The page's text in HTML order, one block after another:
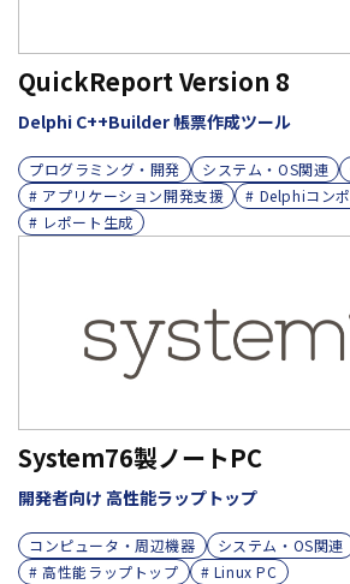
QuickReport Version 8
Delphi C++Builder 帳票作成ツール
プログラミング・開発 システム・OS関連
# アプリケーション開発支援
# Delphiコン
# レポート生成
System76製ノートPC
開発者向け 高性能ラップトップ
コンピュータ・周辺機器 システム・OS関連
# 高性能ラップトップ
# Linux PC